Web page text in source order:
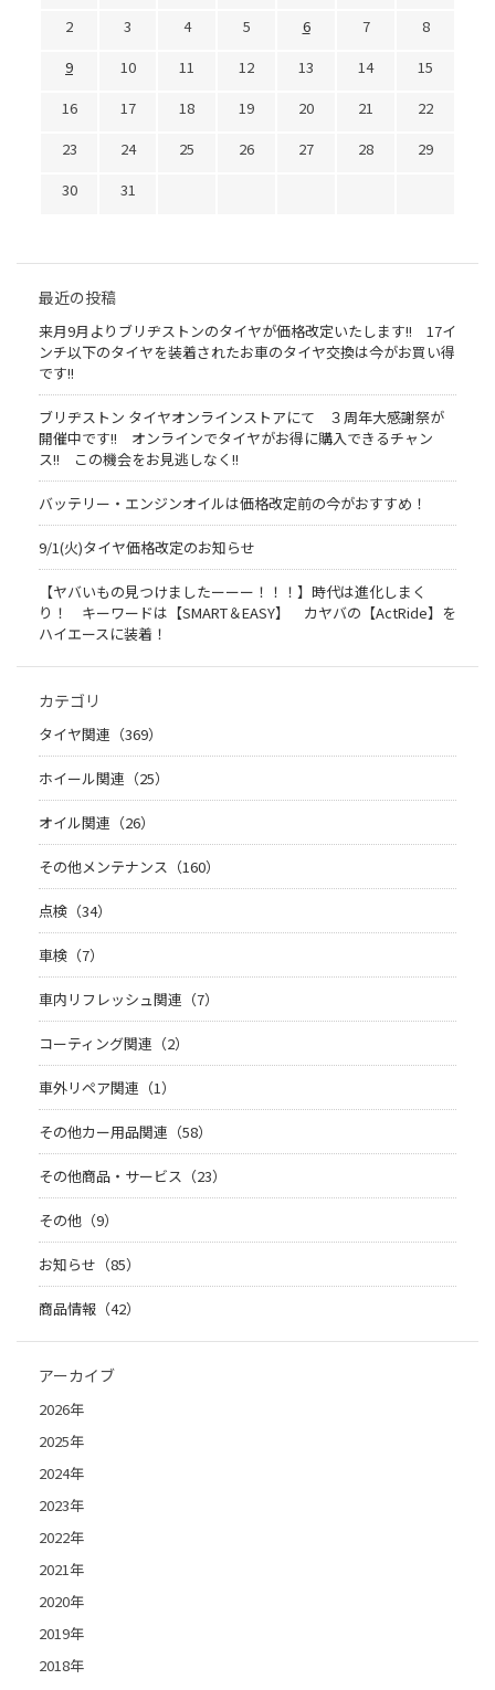
2 3 4 5 6 7
8
9
10 11 12 13 14
15
16
17 18 19 20 21
22
23
24 25 26 27 28
29
30
31
最近の投稿
来月9月よりブリヂストンのタイヤが価格改定いたします!! 17イ
ンチ以下のタイヤを装着されたお車のタイヤ交換は今がお買い得
です!!
ブリヂストン タイヤオンラインストアにて ３周年大感謝祭が
開催中です!! オンラインでタイヤがお得に購入できるチャン
ス!! この機会をお見逃しなく!!
バッテリー・エンジンオイルは価格改定前の今がおすすめ！
9/1(火)タイヤ価格改定のお知らせ
【ヤバいもの見つけましたーーー！！！】時代は進化しまく
り！ キーワードは【SMART＆EASY】 カヤバの【ActRide】を
ハイエースに装着！
カテゴリ
タイヤ関連（369）
ホイール関連（25）
オイル関連（26）
その他メンテナンス（160）
点検（34）
車検（7）
車内リフレッシュ関連（7）
コーティング関連（2）
車外リペア関連（1）
その他カー用品関連（58）
その他商品・サービス（23）
その他（9）
お知らせ（85）
商品情報（42）
アーカイブ
2026年
2025年
2024年
2023年
2022年
2021年
2020年
2019年
2018年